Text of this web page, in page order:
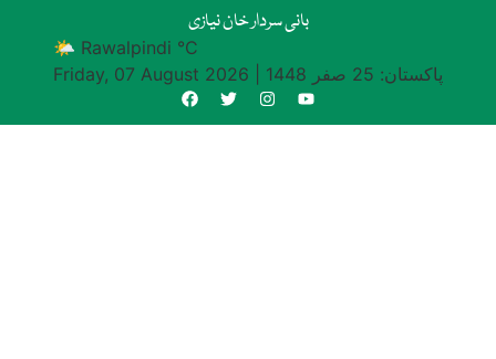
بانی سردار خان نیازی
🌤 Rawalpindi °C
Friday, 07 August 2026
پاکستان: 25 صفر 1448